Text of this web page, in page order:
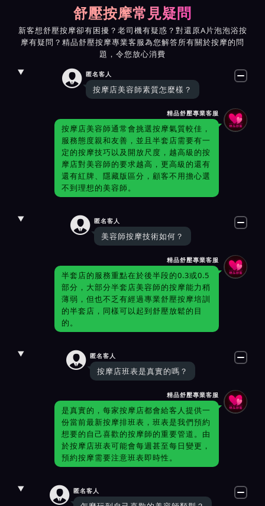
舒壓按摩常見疑問
新客想舒壓按摩卻有困擾？老司機有疑惑？對還原A片泡泡浴按
摩有疑問？精品舒壓按摩專業客服為您解答所有關於按摩的問
題，令您放心消費
 匿名客人
按摩店美容師素質怎麼樣？
精品舒壓專業客服
按摩店美容師通常會挑選按摩氣質較佳，
服務態度親和友善，並且半套店需要有一
定的按摩技巧以及開放尺度，越高級的按
摩店對美容師的要求越高，更高級的還有
還有紅牌、隱藏版區分，顧客不用擔心選
不到理想的美容師。
 匿名客人
美容師按摩技術如何？
精品舒壓專業客服
半套店的服務重點在於後半段的0.3或0.5
部分，大部分半套店美容師的按摩能力稍
薄弱，但也不乏有經過專業舒壓按摩培訓
的半套店，同樣可以起到舒壓放鬆的目
的。
 匿名客人
按摩店班表是真實的嗎？
精品舒壓專業客服
是真實的，每家按摩店都會給客人提供一
份當前最新按摩排班表，班表是我們預約
想要的自己喜歡的按摩師的重要管道。由
於按摩店班表可能會每週甚至每日變更，
預約按摩需要注意班表即時性。
 匿名客人